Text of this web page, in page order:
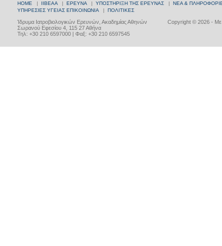
HOME | ΙΙΒΕΑΑ | ΕΡΕΥΝΑ | ΥΠΟΣΤΗΡΙΞΗ ΤΗΣ ΕΡΕΥΝΑΣ | ΝΕΑ &
ΥΠΗΡΕΣΙΕΣ ΥΓΕΙΑΣ ΕΠΙΚΟΙΝΩΝΙΑ | ΠΟΛΙΤΙΚΕΣ
Copyright © 2026 - Με
Ίδρυμα Ιατροβιολογικών Ερευνών, Ακαδημίας Αθηνών
Σωρανού Εφεσίου 4, 115 27 Αθήνα
Τηλ: +30 210 6597000 | Φαξ: +30 210 6597545